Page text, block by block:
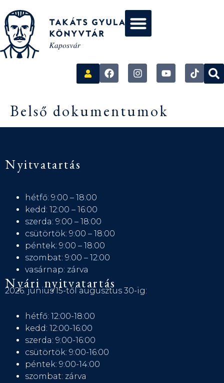
Belső dokumentumok
Nyitvatartás
hétfő: 9:00 – 18:00
kedd: 12:00 – 16:00
szerda: 9:00 – 18:00
csütörtök: 9:00 – 18:00
péntek: 9:00 – 18:00
szombat: 9:00 – 12:00
vasárnap: zárva
Nyári nyitvatartás
2026. június 15-től augusztus 30-ig:
hétfő: 12:00-18:00
kedd: 12:00-16:00
szerda: 9:00-16:00
csütörtök: 9:00-16:00
péntek: 9:00-14:00
szombat: zárva